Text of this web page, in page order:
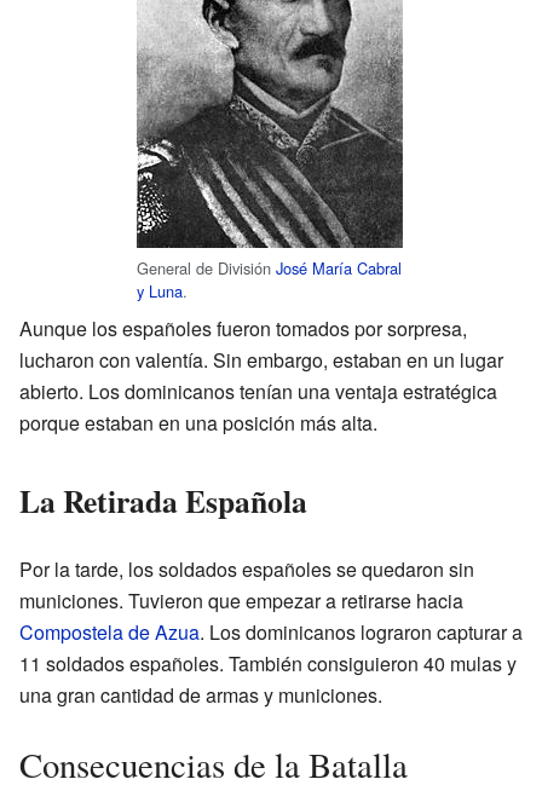
General de División José María Cabral
y Luna.
Aunque los españoles fueron tomados por sorpresa,
lucharon con valentía. Sin embargo, estaban en un lugar
abierto. Los dominicanos tenían una ventaja estratégica
porque estaban en una posición más alta.
La Retirada Española
Por la tarde, los soldados españoles se quedaron sin
municiones. Tuvieron que empezar a retirarse hacia
Compostela de Azua. Los dominicanos lograron capturar a
11 soldados españoles. También consiguieron 40 mulas y
una gran cantidad de armas y municiones.
Consecuencias de la Batalla